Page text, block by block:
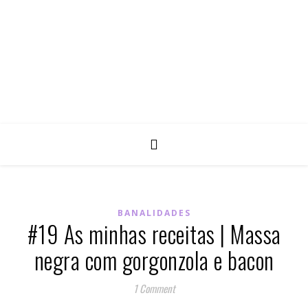
BANALIDADES
#19 As minhas receitas | Massa
negra com gorgonzola e bacon
1 Comment